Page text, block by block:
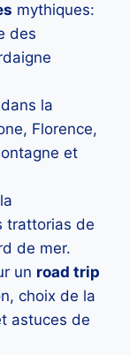
mythiques:
des
la
Florence,
et
trattorias de
de mer.
un road trip
choix de la
astuces de